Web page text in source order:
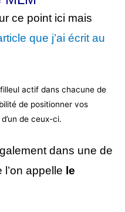
ce point ici mais
que j’ai écrit au
actif dans chacune de
de positionner vos
de ceux-ci.
dans une de
appelle le